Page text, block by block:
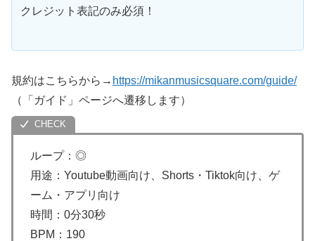
クレジット表記のみ必須！
規約はこちらから→ https://mikanmusicsquare.com/guide/
（「ガイド」ページへ遷移します）
ループ：◎
用途：Youtube動画向け、Shorts・Tiktok向け、ゲ
ーム・アプリ向け
時間：0分30秒
BPM：190